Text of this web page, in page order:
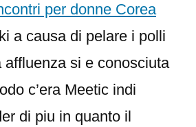
per donne Corea
a causa di pelare i polli
affluenza si e conosciuta
c’era Meetic indi
di piu in quanto il